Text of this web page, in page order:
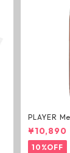
PLAYER Medal ブロンズ Tea
m Deck P3
ッキ プレ
¥10,890
10%OFF